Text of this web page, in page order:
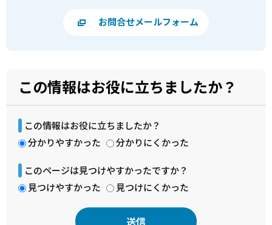
お問合せメールフォーム
この情報はお役に立ちましたか？
この情報はお役に立ちましたか？
分かりやすかった
分かりにくかった
このページは見つけやすかったですか？
見つけやすかった
見つけにくかった